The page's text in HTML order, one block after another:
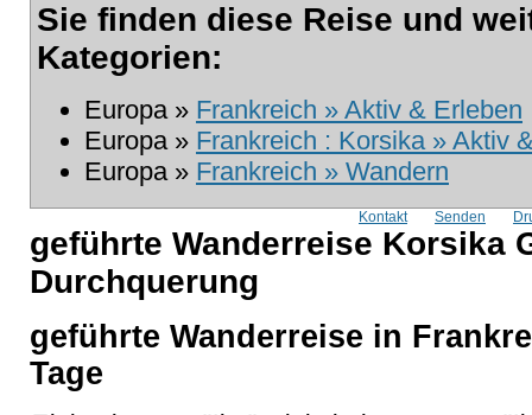
Sie finden diese Reise und
Kategorien:
Europa » Frankreich » Aktiv & Erleben
Europa » Frankreich : Korsika » Aktiv
Europa » Frankreich » Wandern
Kontakt Senden
geführte Wanderreise Korsika
Durchquerung
geführte Wanderreise in
Tage